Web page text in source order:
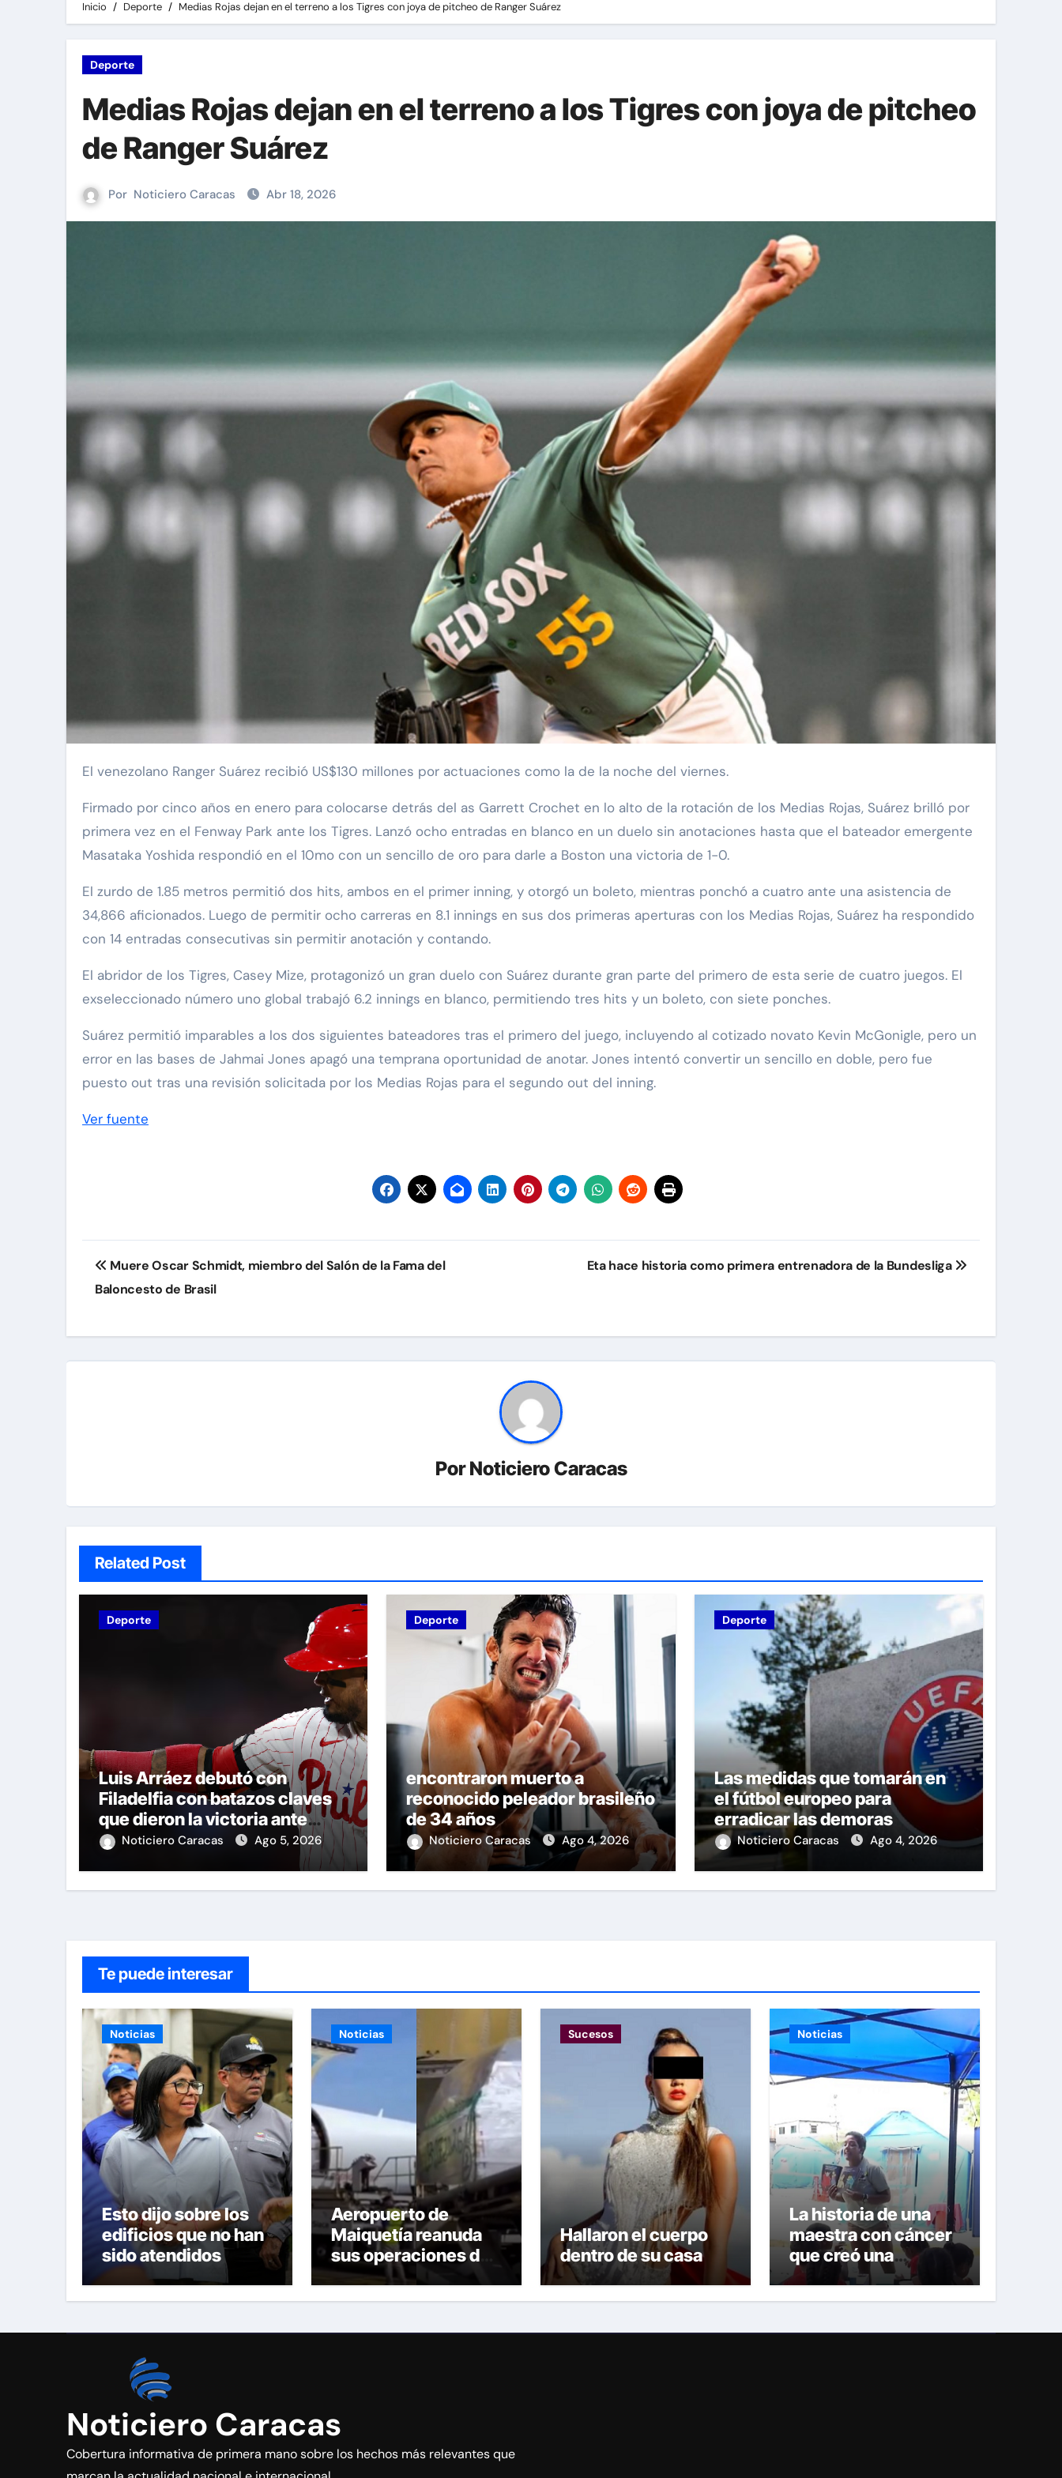
Inicio Deporte Medias Rojas dejan en el terreno a los Tigres con joya de pitcheo de Ranger Suárez
Deporte
Medias Rojas dejan en el terreno a los Tigres con joya de pitcheo
de Ranger Suárez
Por Noticiero Caracas Abr 18, 2026
El venezolano Ranger Suárez recibió US$130 millones por actuaciones como la de la noche del viernes.
Firmado por cinco años en enero para colocarse detrás del as Garrett Crochet en lo alto de la rotación de los Medias Rojas, Suárez brilló por
primera vez en el Fenway Park ante los Tigres. Lanzó ocho entradas en blanco en un duelo sin anotaciones hasta que el bateador emergente
Masataka Yoshida respondió en el 10mo con un sencillo de oro para darle a Boston una victoria de 1-0.
El zurdo de 1.85 metros permitió dos hits, ambos en el primer inning, y otorgó un boleto, mientras ponchó a cuatro ante una asistencia de
34,866 aficionados. Luego de permitir ocho carreras en 8.1 innings en sus dos primeras aperturas con los Medias Rojas, Suárez ha respondido
con 14 entradas consecutivas sin permitir anotación y contando.
El abridor de los Tigres, Casey Mize, protagonizó un gran duelo con Suárez durante gran parte del primero de esta serie de cuatro juegos. El
exseleccionado número uno global trabajó 6.2 innings en blanco, permitiendo tres hits y un boleto, con siete ponches.
Suárez permitió imparables a los dos siguientes bateadores tras el primero del juego, incluyendo al cotizado novato Kevin McGonigle, pero un
error en las bases de Jahmai Jones apagó una temprana oportunidad de anotar. Jones intentó convertir un sencillo en doble, pero fue
puesto out tras una revisión solicitada por los Medias Rojas para el segundo out del inning.
Ver fuente
Navegación
de
Muere Oscar Schmidt, miembro del Salón de la Fama del
Baloncesto de Brasil
Eta hace historia como primera entrenadora de la Bundesliga
PorNoticiero Caracas
Related Post
Deporte
Luis Arráez debutó con
Filadelfia con batazos claves
que dieron la victoria ante
Nacionales
Noticiero Caracas Ago 5, 2026
Deporte
encontraron muerto a
reconocido peleador brasileño
de 34 años
Noticiero Caracas Ago 4, 2026
Deporte
Las medidas que tomarán en
el fútbol europeo para
erradicar las demoras
Noticiero Caracas Ago 4, 2026
Te puede interesar
Noticias
Esto dijo sobre los
edificios que no han
sido atendidos
Noticias
Aeropuerto de
Maiquetía reanuda
sus operaciones de
carga con primer
vuelo desde Panamá
Sucesos
Hallaron el cuerpo
dentro de su casa
Noticias
La historia de una
maestra con cáncer
que creó una
escuelita para niños
damnificados en La
Noticiero Caracas
Cobertura informativa de primera mano sobre los hechos más relevantes que